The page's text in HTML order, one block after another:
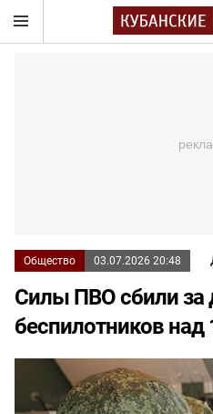
Общество 03.07.2026 20:48
Силы ПВО сбили за
беспилотников над